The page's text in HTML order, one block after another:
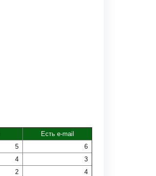
Есть e-mail
5
6
4
3
2
4